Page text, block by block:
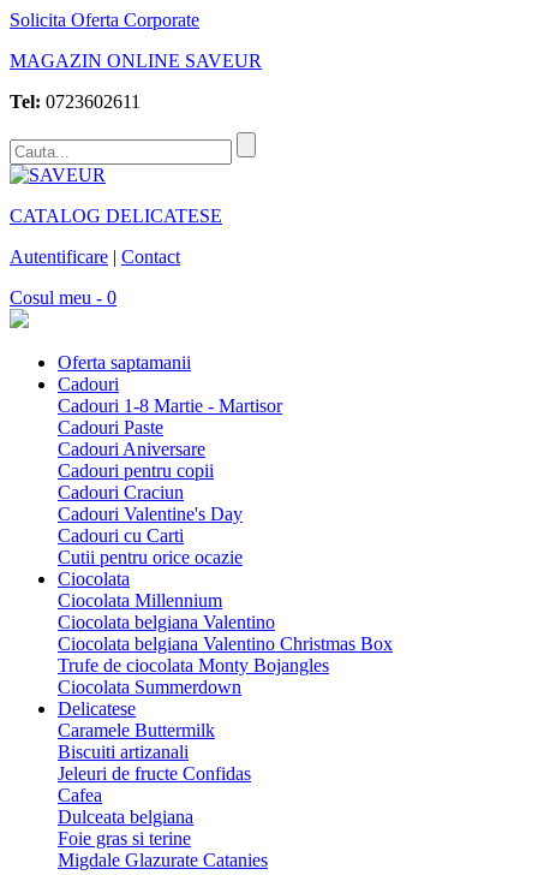
Solicita Oferta Corporate
MAGAZIN ONLINE SAVEUR
Tel: 0723602611
CATALOG DELICATESE
Autentificare | Contact
Cosul meu - 0
Oferta saptamanii
Cadouri
Cadouri 1-8 Martie - Martisor
Cadouri Paste
Cadouri Aniversare
Cadouri pentru copii
Cadouri Craciun
Cadouri Valentine's Day
Cadouri cu Carti
Cutii pentru orice ocazie
Ciocolata
Ciocolata Millennium
Ciocolata belgiana Valentino
Ciocolata belgiana Valentino Christmas Box
Trufe de ciocolata Monty Bojangles
Ciocolata Summerdown
Delicatese
Caramele Buttermilk
Biscuiti artizanali
Jeleuri de fructe Confidas
Cafea
Dulceata belgiana
Foie gras si terine
Migdale Glazurate Catanies